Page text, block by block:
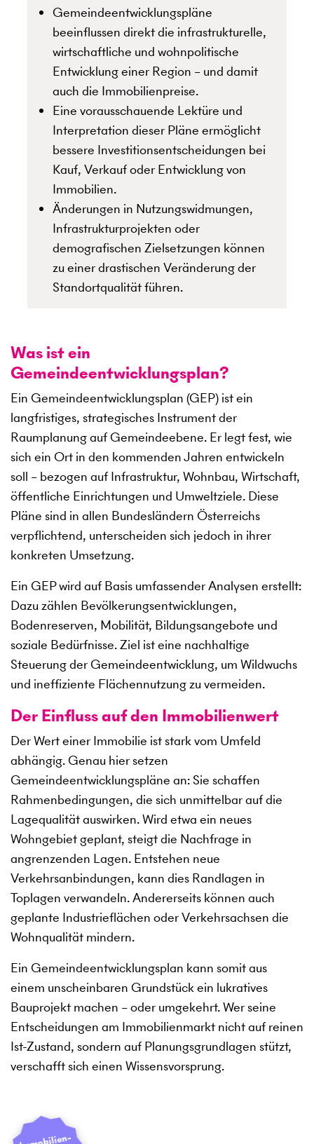
Gemeindeentwicklungspläne
beeinflussen direkt die infrastrukturelle,
wirtschaftliche und wohnpolitische
Entwicklung einer Region – und damit
auch die Immobilienpreise.
Eine vorausschauende Lektüre und
Interpretation dieser Pläne ermöglicht
bessere Investitionsentscheidungen bei
Kauf, Verkauf oder Entwicklung von
Immobilien.
Änderungen in Nutzungswidmungen,
Infrastrukturprojekten oder
demografischen Zielsetzungen können
zu einer drastischen Veränderung der
Standortqualität führen.
Was ist ein
Gemeindeentwicklungsplan?
Ein Gemeindeentwicklungsplan (GEP) ist ein
langfristiges, strategisches Instrument der
Raumplanung auf Gemeindeebene. Er legt fest, wie
sich ein Ort in den kommenden Jahren entwickeln
soll – bezogen auf Infrastruktur, Wohnbau, Wirtschaft,
öffentliche Einrichtungen und Umweltziele. Diese
Pläne sind in allen Bundesländern Österreichs
verpflichtend, unterscheiden sich jedoch in ihrer
konkreten Umsetzung.
Ein GEP wird auf Basis umfassender Analysen erstellt:
Dazu zählen Bevölkerungsentwicklungen,
Bodenreserven, Mobilität, Bildungsangebote und
soziale Bedürfnisse. Ziel ist eine nachhaltige
Steuerung der Gemeindeentwicklung, um Wildwuchs
und ineffiziente Flächennutzung zu vermeiden.
Der Einfluss auf den Immobilienwert
Der Wert einer Immobilie ist stark vom Umfeld
abhängig. Genau hier setzen
Gemeindeentwicklungspläne an: Sie schaffen
Rahmenbedingungen, die sich unmittelbar auf die
Lagequalität auswirken. Wird etwa ein neues
Wohngebiet geplant, steigt die Nachfrage in
angrenzenden Lagen. Entstehen neue
Verkehrsanbindungen, kann dies Randlagen in
Toplagen verwandeln. Andererseits können auch
geplante Industrieflächen oder Verkehrsachsen die
Wohnqualität mindern.
Ein Gemeindeentwicklungsplan kann somit aus
einem unscheinbaren Grundstück ein lukratives
Bauprojekt machen – oder umgekehrt. Wer seine
Entscheidungen am Immobilienmarkt nicht auf reinen
Ist-Zustand, sondern auf Planungsgrundlagen stützt,
verschafft sich einen Wissensvorsprung.